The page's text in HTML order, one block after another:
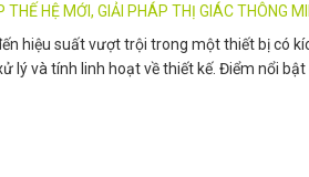
HỆ MỚI, GIẢI PHÁP THỊ GIÁC THÔNG
hiệu suất vượt trội trong một thiết bị có
lý và tính linh hoạt về thiết kế. Điểm nổi